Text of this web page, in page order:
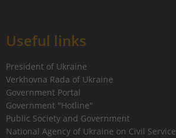
Useful links
President of Ukraine
Verkhovna Rada of Ukraine
Government Portal
Government "Hotline"
Public Society and Government
National Agency of Ukraine on Civil Service